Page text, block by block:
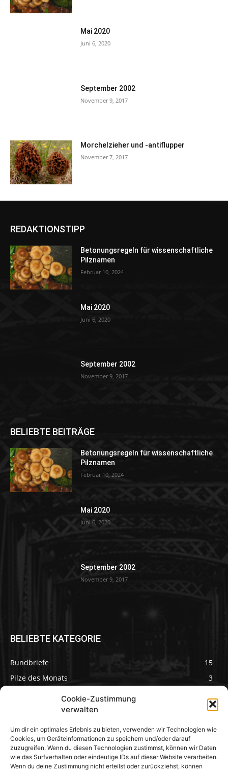
Cookie-Zustimmung
verwalten
Um dir ein optimales Erlebnis zu bieten, verwenden wir Technologien wie
Cookies, um Geräteinformationen zu speichern und/oder darauf
zuzugreifen. Wenn du diesen Technologien zustimmst, können wir Daten
wie das Surfverhalten oder eindeutige IDs auf dieser Website verarbeiten.
Wenn du deine Zustimmung nicht erteilst oder zurückziehst, können
Mai 2020
Juni 6, 2020
September 2002
November 9, 2017
Morchelzieher und -antiflupper
November 7, 2017
REDAKTIONSTIPP
Betonungsregeln für wissenschaftliche
Pilznamen
Februar 10, 2024
Mai 2020
Juni 6, 2020
September 2002
November 9, 2017
BELIEBTE BEITRÄGE
Betonungsregeln für wissenschaftliche
Pilznamen
Februar 10, 2024
Mai 2020
Juni 6, 2020
September 2002
November 9, 2017
BELIEBTE KATEGORIE
Rundbriefe
15
Pilze des Monats
3
Pilzseite
Seltene Pilze aus
Mainfranken und
Deutschland